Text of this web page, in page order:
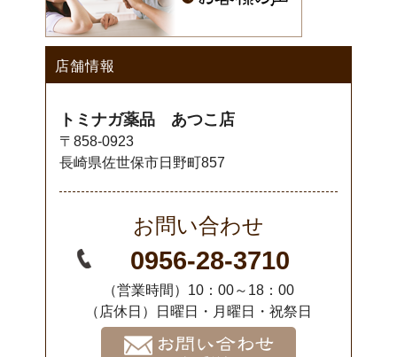
店舗情報
トミナガ薬品 あつこ店
〒858-0923
長崎県佐世保市日野町857
お問い合わせ
0956-28-3710
（営業時間）10：00～18：00
（店休日）日曜日・月曜日・祝祭日